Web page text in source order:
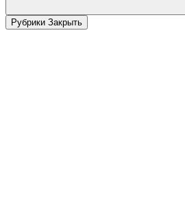
Рубрики Закрыть